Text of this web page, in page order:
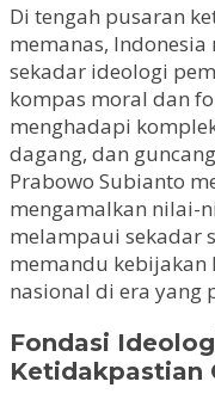
Di tengah pusaran
memanas,
sekadar ideologi
kompas moral dan
menghadapi
dagang, dan
Prabowo Subianto
mengamalkan nilai-
melampaui sekadar
memandu kebijakan
nasional di era yang
Fondasi
Ketidakpastian